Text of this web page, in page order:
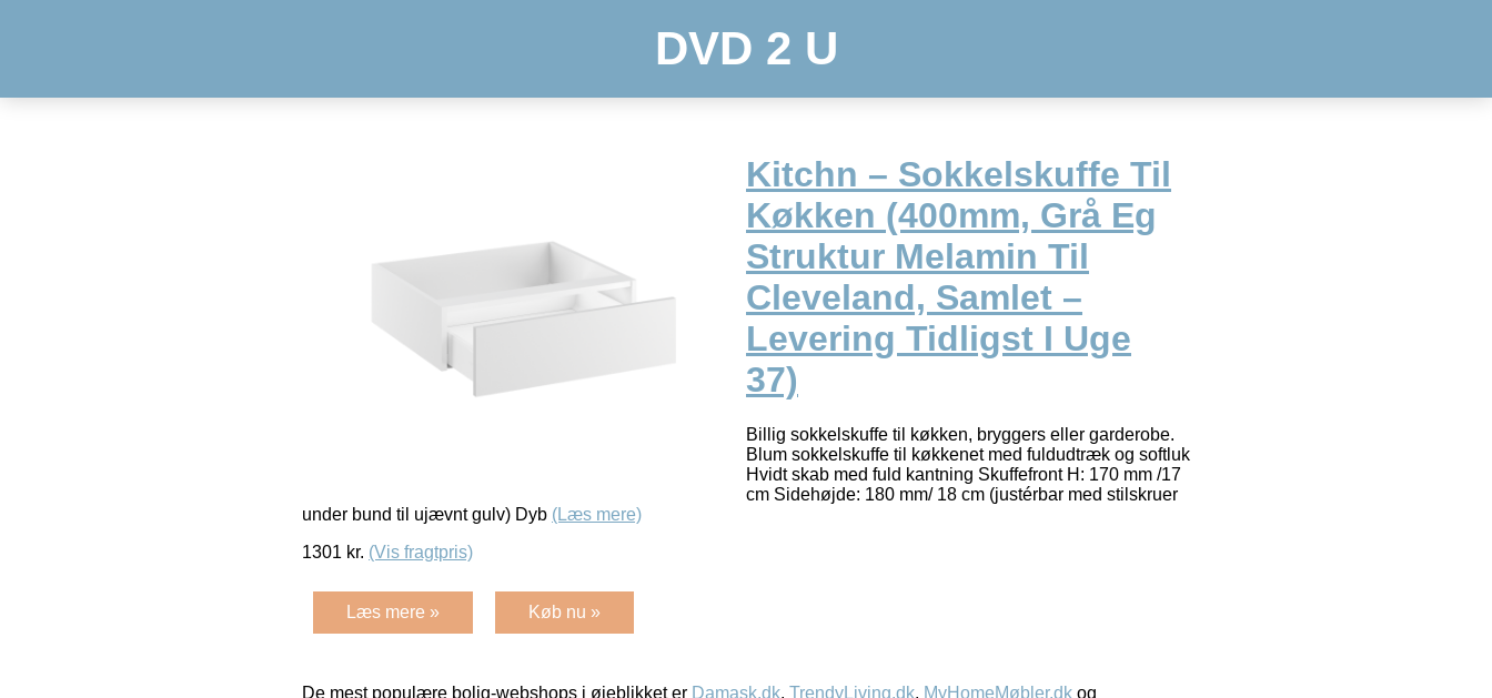
DVD 2 U
Kitchn – Sokkelskuffe Til
Køkken (400mm, Grå Eg
Struktur Melamin Til
Cleveland, Samlet –
Levering Tidligst I Uge
37)
Billig sokkelskuffe til køkken, bryggers eller garderobe.
Blum sokkelskuffe til køkkenet med fuldudtræk og softluk
Hvidt skab med fuld kantning Skuffefront H: 170 mm /17
cm Sidehøjde: 180 mm/ 18 cm (justérbar med stilskruer
under bund til ujævnt gulv) Dyb (Læs mere)
1301 kr. (Vis fragtpris)
Læs mere » Køb nu »
De mest populære bolig-webshops i øjeblikket er Damask.dk, TrendyLiving.dk, MyHomeMøbler.dk og